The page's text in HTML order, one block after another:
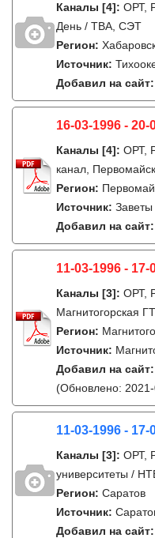
Каналы [4]: ОРТ,
День / ТВА, СЭТ
Регион:
Источник:
Добавил на сайт:
16-03-1996 - 20-
Каналы [4]: ОРТ,
канал,
Регион:
Источник:
Добавил на сайт:
11-03-1996 - 17-
Каналы [3]: ОРТ,
Магнитогорская
Регион:
Источник:
Добавил на сайт:
(Обновлено:
11-03-1996 - 17-
Каналы [3]: ОРТ,
университеты /
Регион: Саратов
Источник:
Добавил на сайт: